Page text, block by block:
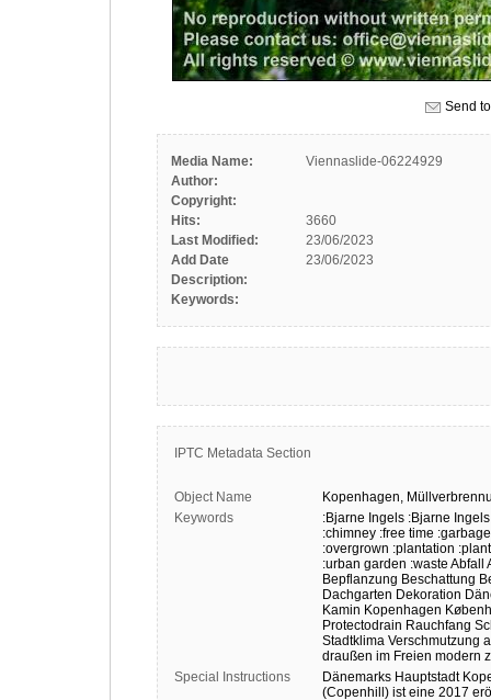
Send
Media Name:
Viennaslide-06224929
Author:
Copyright:
Hits:
3660
Last Modified:
23/06/2023
Add Date
23/06/2023
Description:
Keywords:
IPTC Metadata Section
Object Name Kopenhagen,
Keywords
:Bjarne Ingels :Bjarne
:chimney :free time :garbage
:overgrown :plantation
:urban garden :waste Abfall
Bepflanzung Beschattung
Dachgarten Dekoration
Kamin Kopenhagen
Protectodrain Rauchfang
Stadtklima Verschmutzung
draußen im Freien modern
Special Instructions
Dänemarks Hauptstadt
(Copenhill) ist eine 2017